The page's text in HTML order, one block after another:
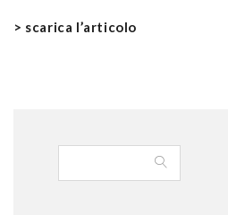
> scarica l’articolo